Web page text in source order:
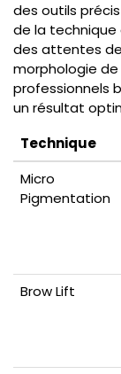
des outils
de la
des attentes
morphologie de
professionnels
un résultat
Technique
Micro
Pigmentation
Brow Lift